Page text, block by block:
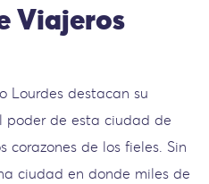
Viajeros
Lourdes destacan su
poder de esta ciudad de
corazones de los fieles. Sin
ciudad en donde miles de